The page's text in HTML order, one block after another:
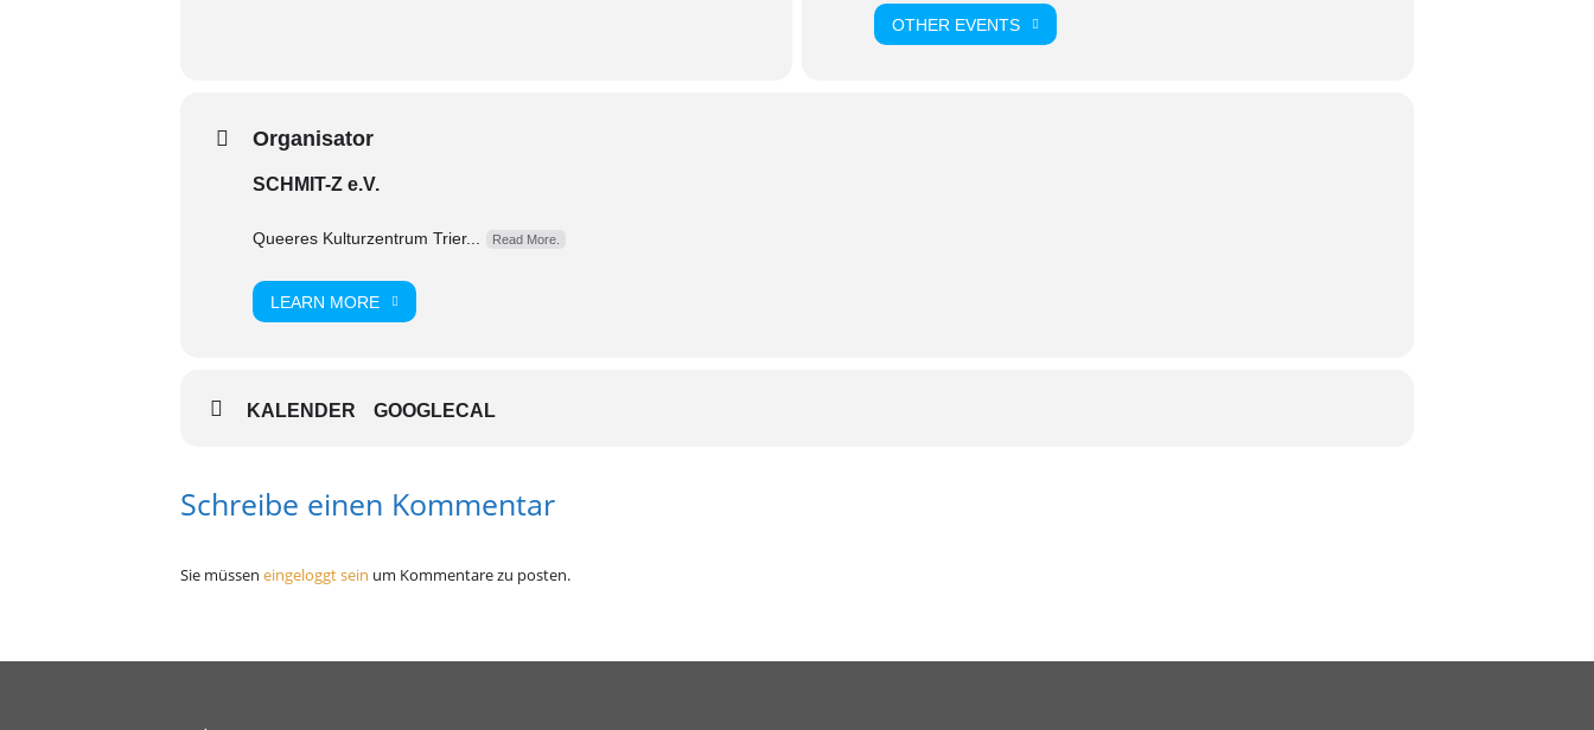
OTHER EVENTS
Organisator
SCHMIT-Z e.V.
Queeres Kulturzentrum Trier... Read More.
LEARN MORE
KALENDER GOOGLECAL
Schreibe einen Kommentar
Sie müssen eingeloggt sein um Kommentare zu posten.